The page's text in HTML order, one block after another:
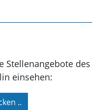
Stellenangebote des
einsehen:
..